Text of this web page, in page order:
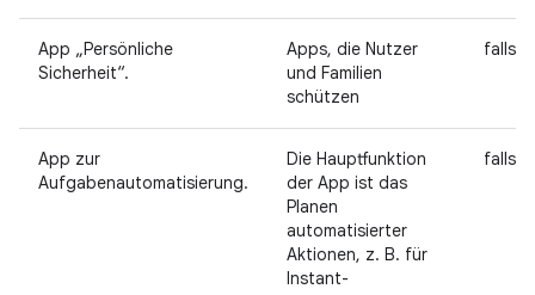
App „Persönliche
Sicherheit“.
Apps, die Nutzer
und Familien
schützen
falls
App zur
Aufgabenautomatisierung.
Die Hauptfunktion
der App ist das
Planen
automatisierter
Aktionen, z. B. für
Instant-
falls